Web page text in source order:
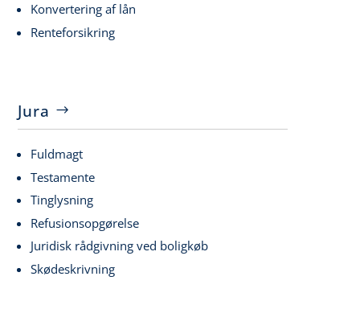
Konvertering af lån
Renteforsikring
Jura
Fuldmagt
Testamente
Tinglysning
Refusionsopgørelse
Juridisk rådgivning ved boligkøb
Skødeskrivning